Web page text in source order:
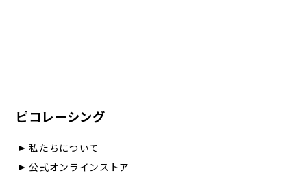
ピコレーシング
私たちについて
公式オンラインストア